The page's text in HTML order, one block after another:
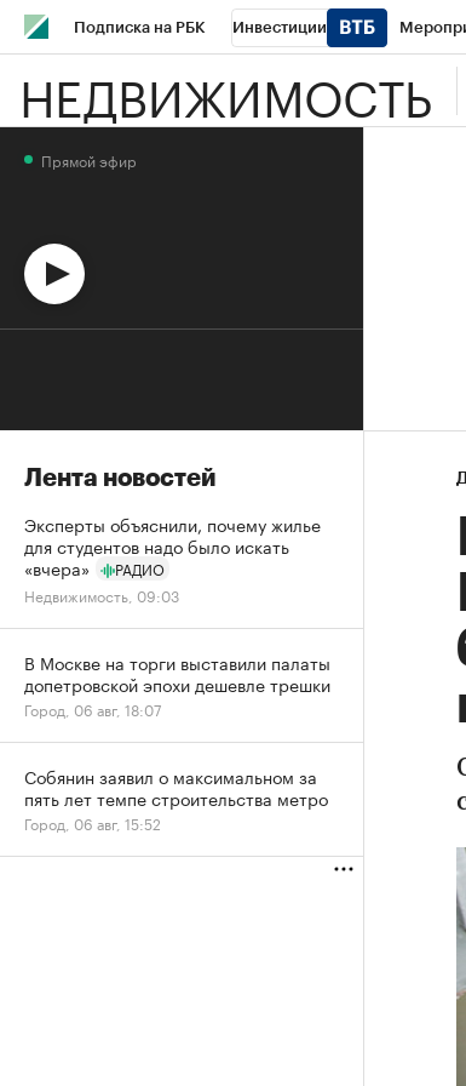
Подписка на РБК Инвестиции
Школа управления РБК РБК Образование
НЕДВИЖИМОСТЬ
Прямой эфир
Лента новостей
Эксперты объяснили, почему жилье
для студентов надо было искать
«вчера»
РАДИО
Недвижимость, 09:03
В Москве на торги выставили палаты
допетровской эпохи дешевле трешки
Город, 06 авг, 18:07
Собянин заявил о максимальном за
пять лет темпе строительства метро
Город, 06 авг, 15:52